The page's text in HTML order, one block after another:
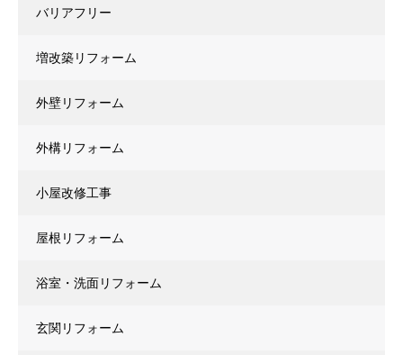
バリアフリー
増改築リフォーム
外壁リフォーム
外構リフォーム
小屋改修工事
屋根リフォーム
浴室・洗面リフォーム
玄関リフォーム